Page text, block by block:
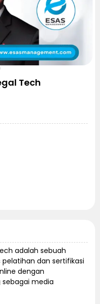
Tech
adalah sebuah
dan sertifikasi
dengan
media